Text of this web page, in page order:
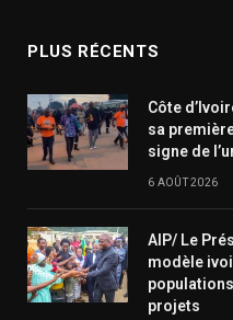
PLUS RÉCENTS
Côte
sa
signe de
6 AOÛT 2026
AIP/ Le
modèle
projets